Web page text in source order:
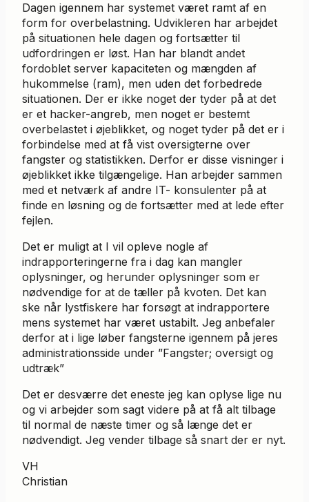
Dagen igennem har systemet været ramt af en
form for overbelastning. Udvikleren har arbejdet
på situationen hele dagen og fortsætter til
udfordringen er løst. Han har blandt andet
fordoblet server kapaciteten og mængden af
hukommelse (ram), men uden det forbedrede
situationen. Der er ikke noget der tyder på at det
er et hacker-angreb, men noget er bestemt
overbelastet i øjeblikket, og noget tyder på det er i
forbindelse med at få vist oversigterne over
fangster og statistikken. Derfor er disse visninger i
øjeblikket ikke tilgængelige. Han arbejder sammen
med et netværk af andre IT- konsulenter på at
finde en løsning og de fortsætter med at lede efter
fejlen.
Det er muligt at I vil opleve nogle af
indrapporteringerne fra i dag kan mangler
oplysninger, og herunder oplysninger som er
nødvendige for at de tæller på kvoten. Det kan
ske når lystfiskere har forsøgt at indrapportere
mens systemet har været ustabilt. Jeg anbefaler
derfor at i lige løber fangsterne igennem på jeres
administrationsside under ”Fangster; oversigt og
udtræk”
Det er desværre det eneste jeg kan oplyse lige nu
og vi arbejder som sagt videre på at få alt tilbage
til normal de næste timer og så længe det er
nødvendigt. Jeg vender tilbage så snart der er nyt.
VH
Christian